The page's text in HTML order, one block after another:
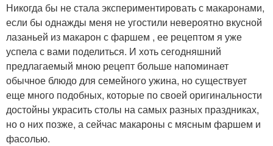
Никогда бы не стала экспериментировать с макаронами,
если бы однажды меня не угостили невероятно вкусной
лазаньей из макарон с фаршем , ее рецептом я уже
успела с вами поделиться. И хоть сегодняшний
предлагаемый мною рецепт больше напоминает
обычное блюдо для семейного ужина, но существует
еще много подобных, которые по своей оригинальности
достойны украсить столы на самых разных праздниках,
но о них позже, а сейчас макароны с мясным фаршем и
фасолью.